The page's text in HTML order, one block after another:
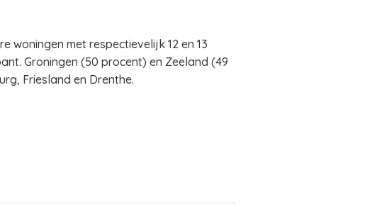
woningen met respectievelijk 12 en 13
Groningen (50 procent) en Zeeland (49
Friesland en Drenthe.